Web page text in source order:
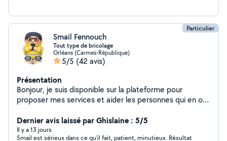
Particulier
Smail Fennouch
Tout type de bricolage
Orléans (Carmes-République)
5/5 (42 avis)
Présentation
Bonjour, je suis disponible sur la plateforme pour
proposer mes services et aider les personnes qui en ont
fournir un travail de qualité et à instaurer une relation de
confiance avec vous
Dernier avis laissé par Ghislaine : 5/5
Il y a 13 jours
Smail est sérieux dans ce qu'il fait, patient, minutieux. Résultat